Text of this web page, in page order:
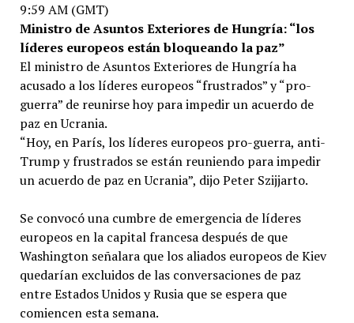
9:59 AM (GMT)
Ministro de Asuntos Exteriores de Hungría: “los
líderes europeos están bloqueando la paz”
El ministro de Asuntos Exteriores de Hungría ha
acusado a los líderes europeos “frustrados” y “pro-
guerra” de reunirse hoy para impedir un acuerdo de
paz en Ucrania.
“Hoy, en París, los líderes europeos pro-guerra, anti-
Trump y frustrados se están reuniendo para impedir
un acuerdo de paz en Ucrania”, dijo Peter Szijjarto.
Se convocó una cumbre de emergencia de líderes
europeos en la capital francesa después de que
Washington señalara que los aliados europeos de Kiev
quedarían excluidos de las conversaciones de paz
entre Estados Unidos y Rusia que se espera que
comiencen esta semana.